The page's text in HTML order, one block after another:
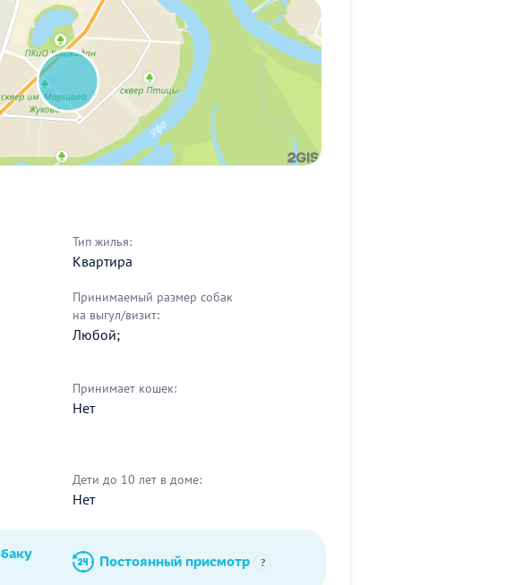
Тип жилья:
Квартира
Принимаемый размер собак
на выгул/визит:
Любой;
Принимает кошек:
Нет
Дети до 10 лет в доме:
Нет
Постоянный присмотр ?